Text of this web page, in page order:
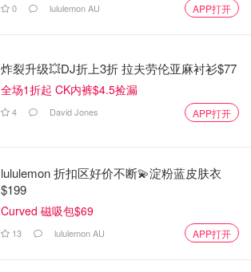
0 lululemon AU APP打开
炸裂升级💥DJ折上3折 拉夫劳伦亚麻衬衫$77
全场1折起 CK内裤$4.5捡漏
4 David Jones APP打开
lululemon 折扣区好价不断💫淀粉蓝皮肤衣
$199
Curved 磁吸包$69
13 lululemon AU APP打开